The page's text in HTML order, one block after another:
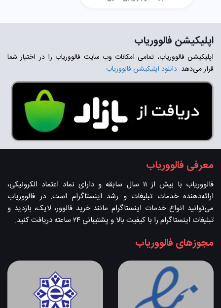
اپلیکیشن فالووریاب
اپلیکیشن فالووریاب، تمامی امکانات وب سایت فالووریاب را در اختیار شما
قرار می‌دهد. دانلود اپلیکیشن فالووریاب
معرفی فالووریاب
فالووریاب با بیش از ۱۱ سال سابقه و دارای نماد اعتماد الکرونیکی،
ارائه‌دهنده خدمات تبلیغات و رشد اینستاگرام است. در فالووریاب
می‌توانید انواع خدمات اینستاگرام مانند خرید فالوور، لایک، بازدید و
تبلیغات اینستاگرام را با کیفیت بالا و پشتیبانی ۲۴ ساعته دریافت کنید.
مجوزهای فالووریاب